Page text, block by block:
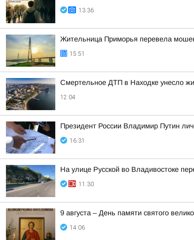
13:36
Жительница Приморья перевела
15:51
Смертельное ДТП в Находке унесло
12:04
Президент России Владимир Путин
16:31
На улице Русской во Владивостоке
11:30
9 августа – День памяти святого
14:06